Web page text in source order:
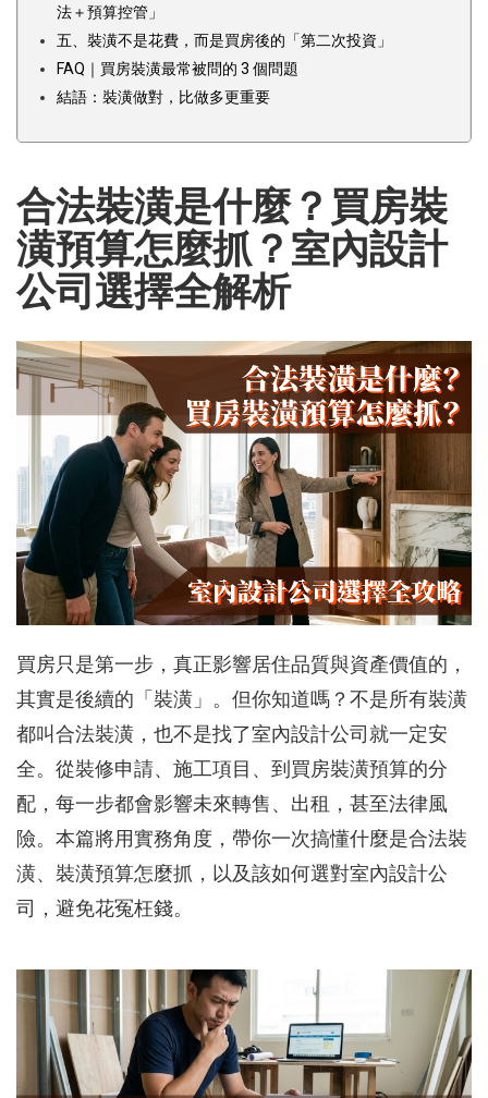
法＋預算控管」
五、裝潢不是花費，而是買房後的「第二次投資」
FAQ｜買房裝潢最常被問的 3 個問題
結語：裝潢做對，比做多更重要
合法裝潢是什麼？買房裝
潢預算怎麼抓？室內設計
公司選擇全解析
買房只是第一步，真正影響居住品質與資產價值的，
其實是後續的「裝潢」。但你知道嗎？不是所有裝潢
都叫合法裝潢，也不是找了室內設計公司就一定安
全。從裝修申請、施工項目、到買房裝潢預算的分
配，每一步都會影響未來轉售、出租，甚至法律風
險。本篇將用實務角度，帶你一次搞懂什麼是合法裝
潢、裝潢預算怎麼抓，以及該如何選對室內設計公
司，避免花冤枉錢。